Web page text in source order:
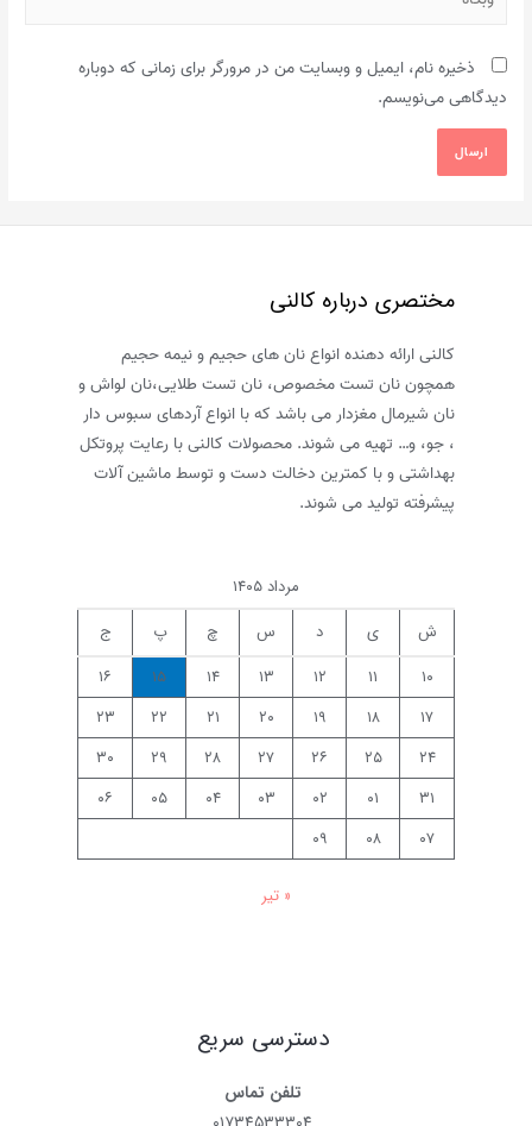
ذخیره نام، ایمیل و وبسایت من در مرورگر برای زمانی که دوباره
دیدگاهی می‌نویسم.
مختصری درباره کالنی
کالنی ارائه دهنده انواع نان های حجیم و نیمه حجیم
همچون نان تست مخصوص، نان تست طلایی،نان لواش و
نان شیرمال مغزدار می باشد که با انواع آردهای سبوس دار
، جو، و… تهیه می شوند. محصولات کالنی با رعایت پروتکل
بهداشتی و با کمترین دخالت دست و توسط ماشین آلات
پیشرفته تولید می شوند.
مرداد ۱۴۰۵
ش
ی د س چ پ
ج
۱۰
۱۱ ۱۲ ۱۳ ۱۴ ۱۵
۱۶
۱۷
۱۸ ۱۹ ۲۰ ۲۱ ۲۲
۲۳
۲۴
۲۵ ۲۶ ۲۷ ۲۸ ۲۹
۳۰
۳۱
۰۱ ۰۲ ۰۳ ۰۴ ۰۵
۰۶
۰۷
۰۸ ۰۹
« تیر
دسترسی سریع
تلفن تماس